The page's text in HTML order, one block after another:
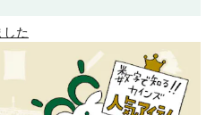
した